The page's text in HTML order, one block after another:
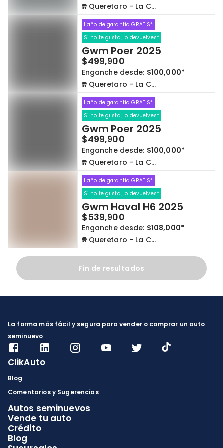
Queretaro - La Capilla
1 año de garantía GRATIS*
Si no te gusta, lo devuelves*
Gwm Poer 2025
$499,900
Enganche desde: $100,000*
Queretaro - La Capilla
1 año de garantía GRATIS*
Si no te gusta, lo devuelves*
Gwm Poer 2025
$499,900
Enganche desde: $100,000*
Queretaro - La Capilla
1 año de garantía GRATIS*
Si no te gusta, lo devuelves*
Gwm Haval H6 2025
$539,900
Enganche desde: $108,000*
Queretaro - La Capilla
Fin de resultados
La forma más fácil y segura para vender o comprar un auto
seminuevo
ClikAuto
Blog
Comentarios y Sugerencias
Autos seminuevos
Vende tu auto
Crédito
Blog